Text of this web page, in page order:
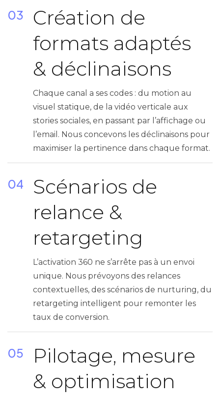
03
Création de
formats adaptés
& déclinaisons
Chaque canal a ses codes : du motion au
visuel statique, de la vidéo verticale aux
stories sociales, en passant par l’affichage ou
l’email. Nous concevons les déclinaisons pour
maximiser la pertinence dans chaque format.
04
Scénarios de
relance &
retargeting
L’activation 360 ne s’arrête pas à un envoi
unique. Nous prévoyons des relances
contextuelles, des scénarios de nurturing, du
retargeting intelligent pour remonter les
taux de conversion.
05
Pilotage, mesure
& optimisation